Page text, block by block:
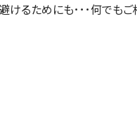
けるためにも･･･何でもご